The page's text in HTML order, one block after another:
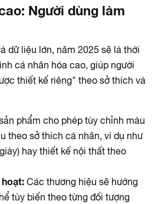
Người dùng làm
dữ liệu lớn, năm 2025 sẽ là thời
cá nhân hóa cao, giúp người
thiết kế riêng" theo sở thích và
phẩm cho phép tùy chỉnh màu
theo sở thích cá nhân, ví dụ như
hay thiết kế nội thất theo
Các thương hiệu sẽ hướng
tùy biến theo từng đối tượng